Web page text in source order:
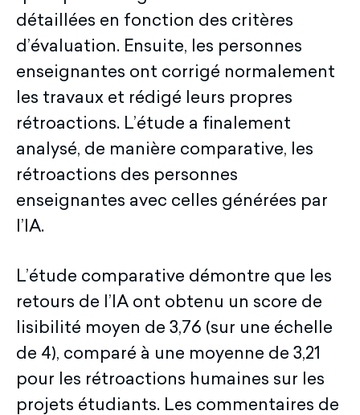
détaillées en fonction des critères
d’évaluation. Ensuite, les personnes
enseignantes ont corrigé normalement
les travaux et rédigé leurs propres
rétroactions. L’étude a finalement
analysé, de manière comparative, les
rétroactions des personnes
enseignantes avec celles générées par
l’IA.
L’étude comparative démontre que les
retours de l’IA ont obtenu un score de
lisibilité moyen de 3,76 (sur une échelle
de 4), comparé à une moyenne de 3,21
pour les rétroactions humaines sur les
projets étudiants. Les commentaires de